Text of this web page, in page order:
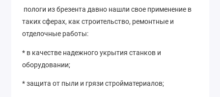
пологи из брезента давно нашли свое применение в
таких сферах, как строительство, ремонтные и
отделочные работы:
* в качестве надежного укрытия станков и
оборудовании;
* защита от пыли и грязи стройматериалов;